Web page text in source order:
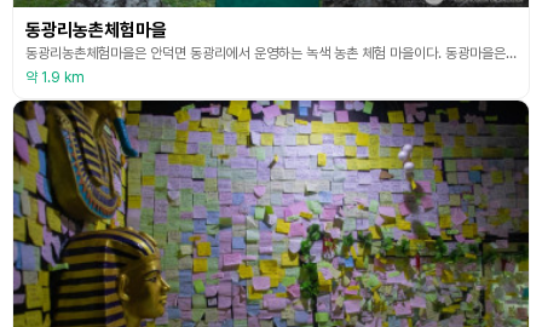
동광리농촌체험마을
동광리농촌체험마을은 안덕면 동광리에서 운영하는 녹색 농촌 체험 마을이다. 동광마을은 해발 200m~400m에 위치하며 한라산 남서 사면의 완만한 용암 평원에 입지한 중산간 내륙의 산촌으로 크고 작은 오름과 숲으로 둘러싸여 있다. 제주 4·3 사건의 아픔을 겪었던 마을로 잃어버린 마을과 표석비, 주민들의 피난처였던 큰넓궤, 한 묘, 돌다리 등 4·3 유적지가 남아있다. 체험마을은 폐교된 동광 분교를 리모델링했으며 관광객 및 제주도민들을 위한 농촌 체험 프
약 1.9 km